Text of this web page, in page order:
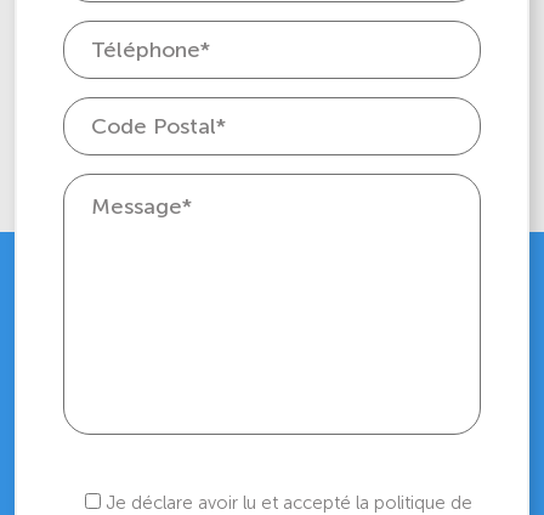
Je déclare avoir lu et accepté la politique de